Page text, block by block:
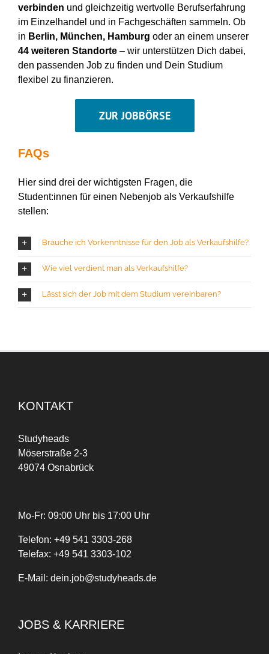
verbinden und gleichzeitig wertvolle Berufserfahrung
im Einzelhandel und in Fachgeschäften sammeln. Ob
in Berlin, München, Hamburg oder an einem unserer
44 weiteren Standorte– wir unterstützen Dich dabei,
den passenden Job zu finden und Dein Studium
flexibel zu finanzieren.
ZUR JOBBÖRSE
FAQs
Hier sind drei der wichtigsten Fragen, die
Student:innen für einen Nebenjob als Verkaufshilfe
stellen:
Brauche ich Vorkenntnisse für den Job als Verkaufshilfe?
Wie viel verdient man als Verkaufshilfe?
Lässt sich der Job mit dem Studium vereinbaren?
KONTAKT
Studyheads
Möserstraße 2-3
49074 Osnabrück
Mo-Fr: 09:00 Uhr bis 17:00 Uhr
Telefon: +49 541 3303-268
Telefax: +49 541 3303-102
E-Mail: dein.job@studyheads.de
JOBS & KARRIERE